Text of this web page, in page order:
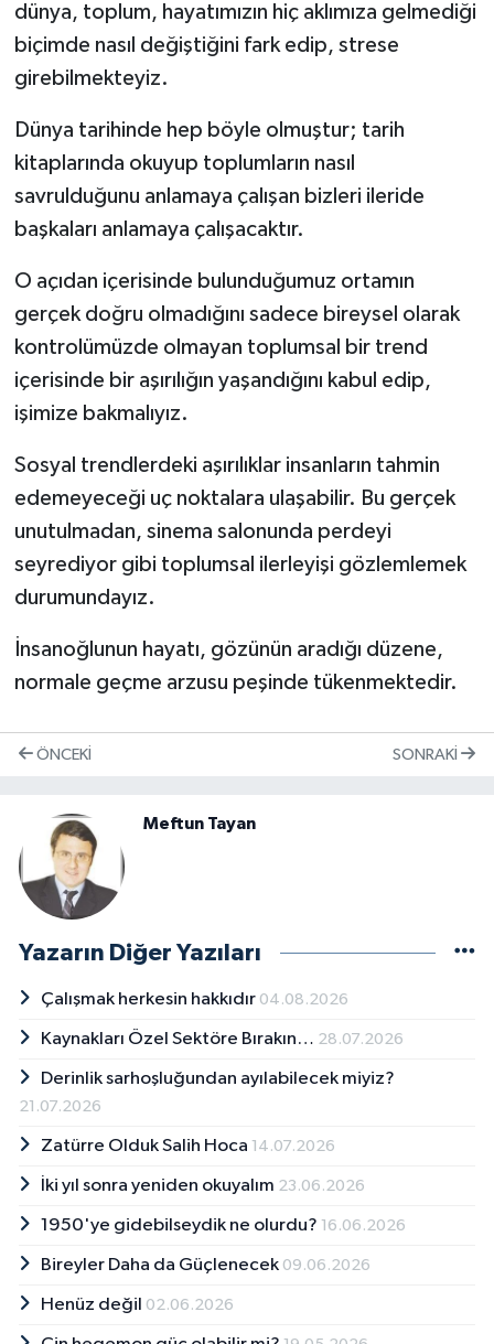
dünya, toplum, hayatımızın hiç aklımıza gelmediği
biçimde nasıl değiştiğini fark edip, strese
girebilmekteyiz.
Dünya tarihinde hep böyle olmuştur; tarih
kitaplarında okuyup toplumların nasıl
savrulduğunu anlamaya çalışan bizleri ileride
başkaları anlamaya çalışacaktır.
O açıdan içerisinde bulunduğumuz ortamın
gerçek doğru olmadığını sadece bireysel olarak
kontrolümüzde olmayan toplumsal bir trend
içerisinde bir aşırılığın yaşandığını kabul edip,
işimize bakmalıyız.
Sosyal trendlerdeki aşırılıklar insanların tahmin
edemeyeceği uç noktalara ulaşabilir. Bu gerçek
unutulmadan, sinema salonunda perdeyi
seyrediyor gibi toplumsal ilerleyişi gözlemlemek
durumundayız.
İnsanoğlunun hayatı, gözünün aradığı düzene,
normale geçme arzusu peşinde tükenmektedir.
ÖNCEKI SONRAKI
Meftun Tayan
Yazarın Diğer Yazıları
Çalışmak herkesin hakkıdır 04.08.2026
Kaynakları Özel Sektöre Bırakın… 28.07.2026
Derinlik sarhoşluğundan ayılabilecek miyiz?
21.07.2026
Zatürre Olduk Salih Hoca 14.07.2026
İki yıl sonra yeniden okuyalım 23.06.2026
1950'ye gidebilseydik ne olurdu? 16.06.2026
Bireyler Daha da Güçlenecek 09.06.2026
Henüz değil 02.06.2026